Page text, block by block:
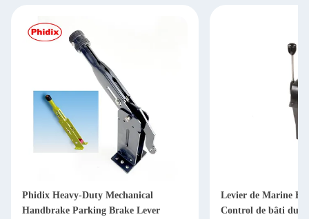
Phidix Heavy-Duty Mechanical
Handbrake Parking Brake Lever
Levier de Marine
Control de bâti du